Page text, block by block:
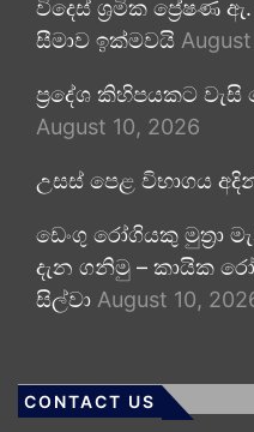
විදෙස් ශ්‍රමික ප්‍රේෂණ
සීමාව ඉක්මවයි
ප්‍රදේශ කිහිපයකට
August 10, 2026
උසස් පෙළ විභාගය
ඩෙංගු රෝගියකු ⁣මුත්‍රා
දැන ගනිමු – කායික
සිල්වා August 10,
CONTACT US